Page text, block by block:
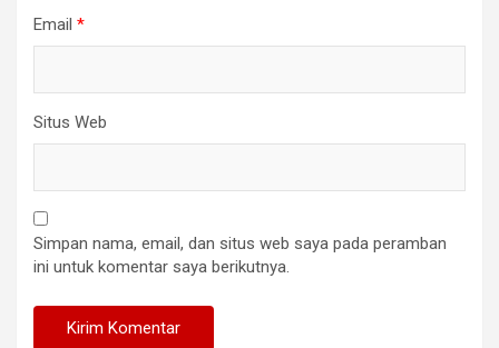
Email *
Situs Web
Simpan nama, email, dan situs web saya pada peramban
ini untuk komentar saya berikutnya.